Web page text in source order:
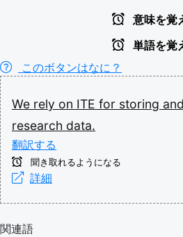
意味を覚
単語を覚
このボタンはなに？
We rely on ITE for storing and
research data.
翻訳する
聞き取れるようになる
詳細
関連語